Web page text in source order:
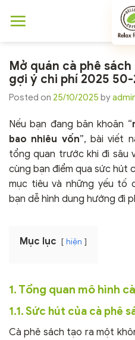
đến
Mở quán cà phê
gợi ý chi phí 2025
Posted on 25/10/2025 by
Nếu bạn đang băn khoăn “
bao nhiêu vốn”, bài viết
tổng quan trước khi đi sâu
cùng bạn điểm qua sức hút
mục tiêu và những yếu tố
bạn dễ hình dung hướng đi
Mục lục hiện
1. Tổng quan mô hình
1.1. Sức hút của cà phê
Cà phê sách tạo ra một